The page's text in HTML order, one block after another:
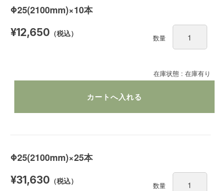
Φ25(2100mm)×10本
在庫状態 : 在庫有り
¥12,650 （税込）
数量
Φ25(2100mm)×25本
¥31,630 （税込）
数量